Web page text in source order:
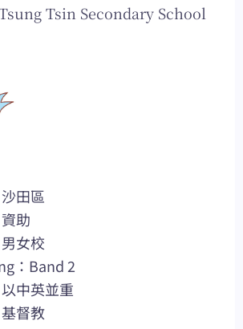
Tsin Secondary School
田區
助
女校
：Band 2
中英並重
督教